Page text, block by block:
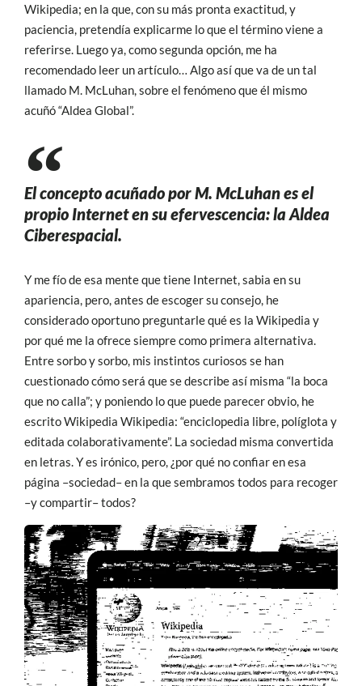
Wikipedia; en la que, con su más pronta exactitud, y
paciencia, pretendía explicarme lo que el término viene a
referirse. Luego ya, como segunda opción, me ha
recomendado leer un artículo… Algo así que va de un tal
llamado M. McLuhan, sobre el fenómeno que él mismo
acuñó “Aldea Global”.
El concepto acuñado por M. McLuhan es el
propio Internet en su efervescencia: la Aldea
Ciberespacial.
Y me fío de esa mente que tiene Internet, sabia en su
apariencia, pero, antes de escoger su consejo, he
considerado oportuno preguntarle qué es la Wikipedia y
por qué me la ofrece siempre como primera alternativa.
Entre sorbo y sorbo, mis instintos curiosos se han
cuestionado cómo será que se describe así misma “la boca
que no calla”; y poniendo lo que puede parecer obvio, he
escrito Wikipedia Wikipedia: “enciclopedia libre, políglota y
editada colaborativamente”. La sociedad misma convertida
en letras. Y es irónico, pero, ¿por qué no confiar en esa
página –sociedad– en la que sembramos todos para recoger
–y compartir– todos?